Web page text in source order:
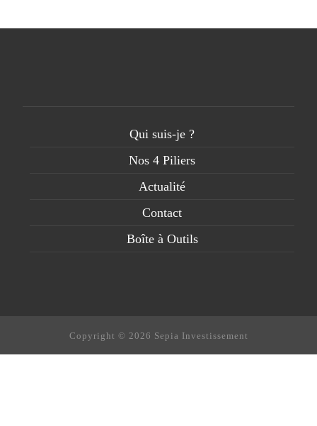
Qui suis-je ?
Nos 4 Piliers
Actualité
Contact
Boîte à Outils
Copyright © 2026 Sepia Investissement